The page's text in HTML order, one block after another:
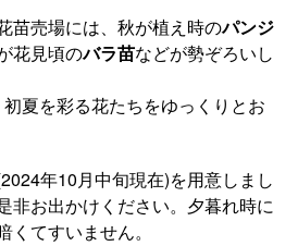
苗売場には、秋が植え時のパンジ
花見頃のバラ苗などが勢ぞろいし
夏を彩る花たちをゆっくりとお
年10月中旬現在)を用意しまし
非お出かけください。夕暮れ時に
てすいません。